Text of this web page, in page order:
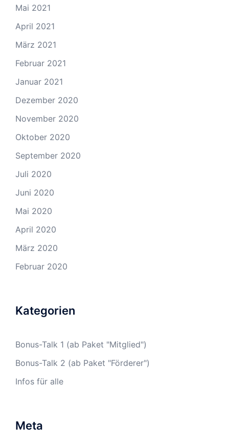
Mai 2021
April 2021
März 2021
Februar 2021
Januar 2021
Dezember 2020
November 2020
Oktober 2020
September 2020
Juli 2020
Juni 2020
Mai 2020
April 2020
März 2020
Februar 2020
Kategorien
Bonus-Talk 1 (ab Paket "Mitglied")
Bonus-Talk 2 (ab Paket "Förderer")
Infos für alle
Meta